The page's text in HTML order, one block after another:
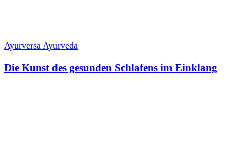
Ayurversa Ayurveda
Die Kunst des gesunden Schlafens im Einklang